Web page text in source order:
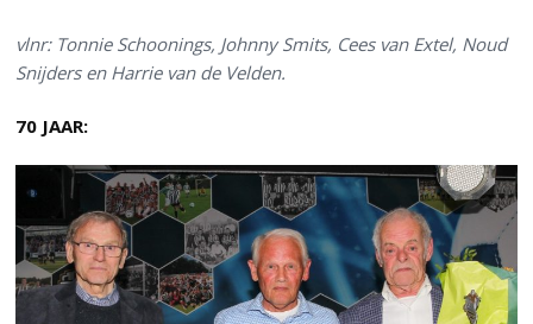
vlnr: Tonnie Schoonings, Johnny Smits, Cees van Extel, Noud
Snijders en Harrie van de Velden.
70 JAAR: